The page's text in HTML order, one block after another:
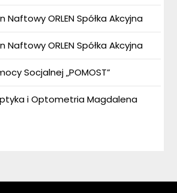
Naftowy ORLEN Spółka Akcyjna
Naftowy ORLEN Spółka Akcyjna
Socjalnej „POMOST”
i Optometria Magdalena